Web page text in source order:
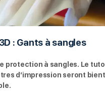
: Gants à sangles
protection à sangles. Le
d’impression seront